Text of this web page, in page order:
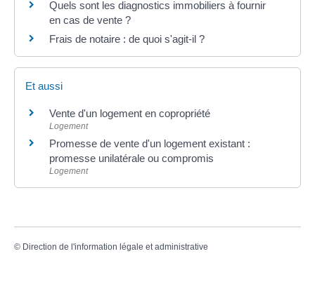
Quels sont les diagnostics immobiliers à fournir
en cas de vente ?
Frais de notaire : de quoi s'agit-il ?
Et aussi
Vente d'un logement en copropriété
Logement
Promesse de vente d'un logement existant :
promesse unilatérale ou compromis
Logement
© Direction de l'information légale et administrative